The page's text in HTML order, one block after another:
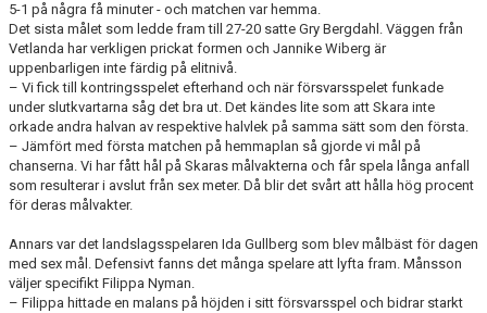
5-1 på några få minuter - och matchen var hemma.
Det sista målet som ledde fram till 27-20 satte Gry Bergdahl. Väggen från
Vetlanda har verkligen prickat formen och Jannike Wiberg är
uppenbarligen inte färdig på elitnivå.
– Vi fick till kontringsspelet efterhand och när försvarsspelet funkade
under slutkvartarna såg det bra ut. Det kändes lite som att Skara inte
orkade andra halvan av respektive halvlek på samma sätt som den första.
– Jämfört med första matchen på hemmaplan så gjorde vi mål på
chanserna. Vi har fått hål på Skaras målvakterna och får spela långa anfall
som resulterar i avslut från sex meter. Då blir det svårt att hålla hög procent
för deras målvakter.
Annars var det landslagsspelaren Ida Gullberg som blev målbäst för dagen
med sex mål. Defensivt fanns det många spelare att lyfta fram. Månsson
väljer specifikt Filippa Nyman.
– Filippa hittade en malans på höjden i sitt försvarsspel och bidrar starkt